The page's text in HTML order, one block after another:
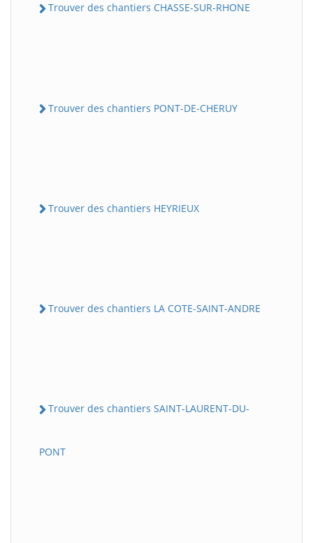
Trouver des chantiers CHASSE-SUR-RHONE
Trouver des chantiers PONT-DE-CHERUY
Trouver des chantiers HEYRIEUX
Trouver des chantiers LA COTE-SAINT-ANDRE
Trouver des chantiers SAINT-LAURENT-DU-
PONT